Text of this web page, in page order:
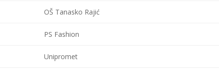
OŠ Tanasko Rajić
PS Fashion
Unipromet